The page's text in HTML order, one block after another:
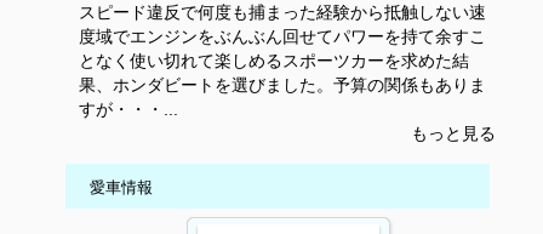
スピード違反で何度も捕まった経験から抵触しない速
度域でエンジンをぶんぶん回せてパワーを持て余すこ
となく使い切れて楽しめるスポーツカーを求めた結
果、ホンダビートを選びました。予算の関係もありま
すが・・・...
もっと見る
愛車情報